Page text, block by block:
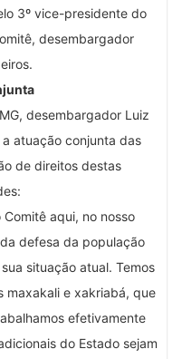
3º vice-presidente do
desembargador
desembargador Luiz
atuação conjunta das
de direitos destas
aqui, no nosso
defesa da população
situação atual. Temos
maxakali e xakriabá, que
efetivamente
do Estado sejam